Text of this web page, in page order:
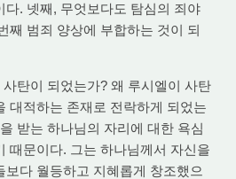
다. 넷째, 무엇보다도 탐심의 죄야
째 범죄 양상에 부합하는 것이 되
탄이 되었는가? 왜 루시엘이 사탄
대적하는 존재로 전락하게 되었는
받는 하나님의 자리에 대한 욕심
때문이다. 그는 하나님께서 자신을
보다 월등하고 지혜롭게 창조했으